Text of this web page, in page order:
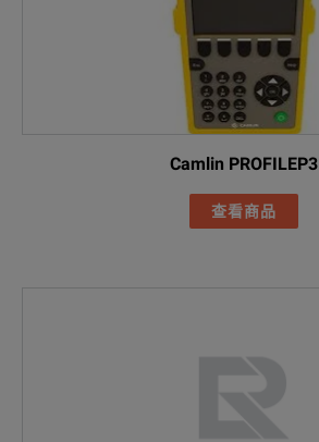
Camlin PROFILEP3
查看商品